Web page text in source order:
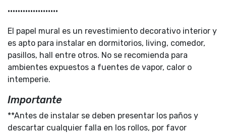
••••••••••••••••••••
El papel mural es un revestimiento decorativo interior y
es apto para instalar en dormitorios, living, comedor,
pasillos, hall entre otros. No se recomienda para
ambientes expuestos a fuentes de vapor, calor o
intemperie.
Importante
**Antes de instalar se deben presentar los paños y
descartar cualquier falla en los rollos, por favor